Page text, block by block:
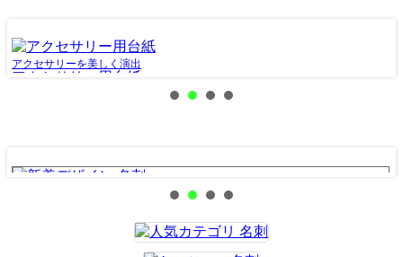
アクセサリーを美しく演出
アクセサリー用台紙